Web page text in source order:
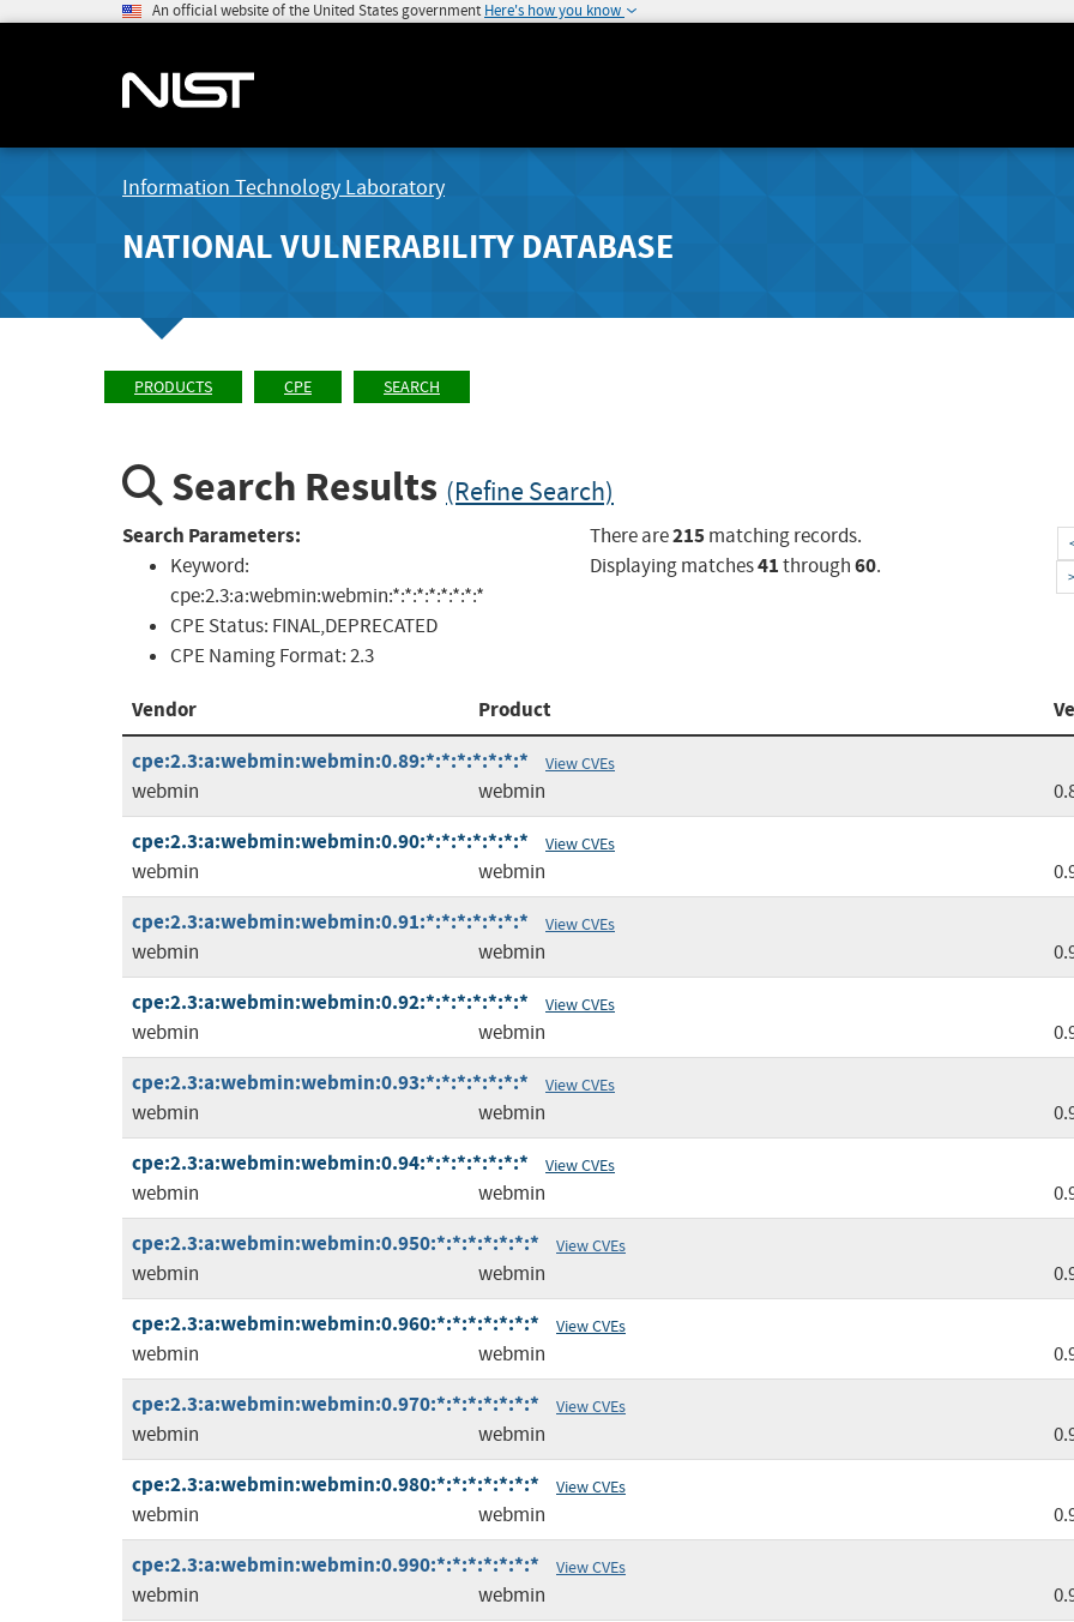
An official website of the United States government Here's how you know
Information Technology Laboratory
NATIONAL VULNERABILITY DATABASE
PRODUCTS CPE SEARCH
Search Results (Refine Search)
Search Parameters:
Keyword:
cpe:2.3:a:webmin:webmin:*:*:*:*:*:*:*:*
CPE Status: FINAL,DEPRECATED
CPE Naming Format:2.3
There are215matching records.
Displaying matches41through60.
Vendor Product
cpe:2.3:a:webmin:webmin:0.89:*:*:*:*:*:*:*
View CVEs
webmin webmin
cpe:2.3:a:webmin:webmin:0.90:*:*:*:*:*:*:* View CVEs
webmin webmin
cpe:2.3:a:webmin:webmin:0.91:*:*:*:*:*:*:* View CVEs
webmin webmin
cpe:2.3:a:webmin:webmin:0.92:*:*:*:*:*:*:* View CVEs
webmin webmin
cpe:2.3:a:webmin:webmin:0.93:*:*:*:*:*:*:* View CVEs
webmin webmin
cpe:2.3:a:webmin:webmin:0.94:*:*:*:*:*:*:* View CVEs
webmin webmin
cpe:2.3:a:webmin:webmin:0.950:*:*:*:*:*:*:* View CVEs
webmin webmin
cpe:2.3:a:webmin:webmin:0.960:*:*:*:*:*:*:* View CVEs
webmin webmin
cpe:2.3:a:webmin:webmin:0.970:*:*:*:*:*:*:* View CVEs
webmin webmin
cpe:2.3:a:webmin:webmin:0.980:*:*:*:*:*:*:* View CVEs
webmin webmin
cpe:2.3:a:webmin:webmin:0.990:*:*:*:*:*:*:* View CVEs
webmin webmin